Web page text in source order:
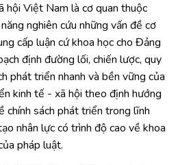
hội Việt Nam là cơ quan thuộc
nghiên cứu những vấn đề cơ
cấp luận cứ khoa học cho Đảng
định đường lối, chiến lược, quy
phát triển nhanh và bền vững của
kinh tế - xã hội theo định hướng
chính sách phát triển trong lĩnh
nhân lực có trình độ cao về khoa
pháp luật.